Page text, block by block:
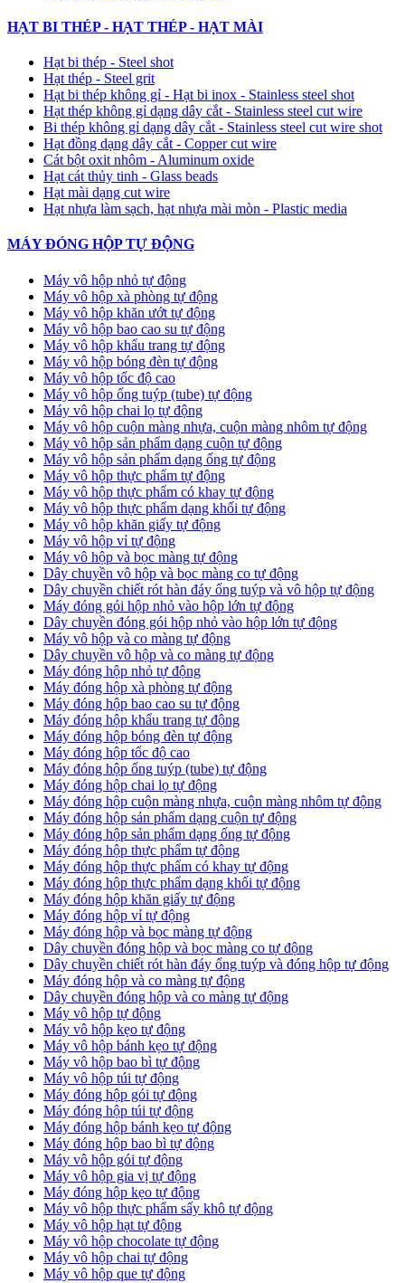
HẠT BI THÉP - HẠT THÉP - HẠT MÀI
Hạt bi thép - Steel shot
Hạt thép - Steel grit
Hạt bi thép không gỉ - Hạt bi inox - Stainless steel shot
Hạt thép không gỉ dạng dây cắt - Stainless steel cut wire
Bi thép không gỉ dạng dây cắt - Stainless steel cut wire shot
Hạt đồng dạng dây cắt - Copper cut wire
Cát bột oxit nhôm - Aluminum oxide
Hạt cát thủy tinh - Glass beads
Hạt mài dạng cut wire
Hạt nhựa làm sạch, hạt nhựa mài mòn - Plastic media
MÁY ĐÓNG HỘP TỰ ĐỘNG
Máy vô hộp nhỏ tự động
Máy vô hộp xà phòng tự động
Máy vô hộp khăn ướt tự động
Máy vô hộp bao cao su tự động
Máy vô hộp khẩu trang tự động
Máy vô hộp bóng đèn tự động
Máy vô hộp tốc độ cao
Máy vô hộp ống tuýp (tube) tự động
Máy vô hộp chai lọ tự động
Máy vô hộp cuộn màng nhựa, cuộn màng nhôm tự động
Máy vô hộp sản phẩm dạng cuộn tự động
Máy vô hộp sản phẩm dạng ống tự động
Máy vô hộp thực phẩm tự động
Máy vô hộp thực phẩm có khay tự động
Máy vô hộp thực phẩm dạng khối tự động
Máy vô hộp khăn giấy tự động
Máy vô hộp vỉ tự động
Máy vô hộp và bọc màng tự động
Dây chuyền vô hộp và bọc màng co tự động
Dây chuyền chiết rót hàn đáy ống tuýp và vô hộp tự động
Máy đóng gói hộp nhỏ vào hộp lớn tự động
Dây chuyền đóng gói hộp nhỏ vào hộp lớn tự động
Máy vô hộp và co màng tự động
Dây chuyền vô hộp và co màng tự động
Máy đóng hộp nhỏ tự động
Máy đóng hộp xà phòng tự động
Máy đóng hộp bao cao su tự động
Máy đóng hộp khẩu trang tự động
Máy đóng hộp bóng đèn tự động
Máy đóng hộp tốc độ cao
Máy đóng hộp ống tuýp (tube) tự động
Máy đóng hộp chai lọ tự động
Máy đóng hộp cuộn màng nhựa, cuộn màng nhôm tự động
Máy đóng hộp sản phẩm dạng cuộn tự động
Máy đóng hộp sản phẩm dạng ống tự động
Máy đóng hộp thực phẩm tự động
Máy đóng hộp thực phẩm có khay tự động
Máy đóng hộp thực phẩm dạng khối tự động
Máy đóng hộp khăn giấy tự động
Máy đóng hộp vỉ tự động
Máy đóng hộp và bọc màng tự động
Dây chuyền đóng hộp và bọc màng co tự động
Dây chuyền chiết rót hàn đáy ống tuýp và đóng hộp tự động
Máy đóng hộp và co màng tự động
Dây chuyền đóng hộp và co màng tự động
Máy vô hộp tự động
Máy vô hộp kẹo tự động
Máy vô hộp bánh kẹo tự động
Máy vô hộp bao bì tự động
Máy vô hộp túi tự động
Máy đóng hộp gói tự động
Máy đóng hộp túi tự động
Máy đóng hộp bánh kẹo tự động
Máy đóng hộp bao bì tự động
Máy vô hộp gói tự động
Máy vô hộp gia vị tự động
Máy đóng hộp kẹo tự động
Máy vô hộp thực phẩm sấy khô tự động
Máy vô hộp hạt tự động
Máy vô hộp chocolate tự động
Máy vô hộp chai tự động
Máy vô hộp que tự động